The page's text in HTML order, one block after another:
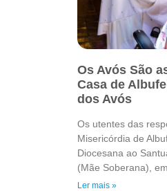
Os Avós São
Casa de
dos Avós
Os utentes das
Misericórdia de
Diocesana ao
(Mãe Soberana),
Ler mais »